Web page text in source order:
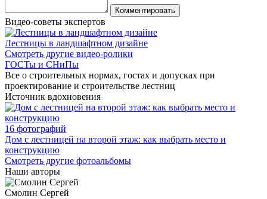
Видео-советы экспертов
Лестницы в ландшафтном дизайне
Смотреть другие видео-ролики
ГОСТы и СНиПы
Все о строительных нормах, гостах и допусках при
проектирование и строительстве лестниц
Источник вдохновения
16 фотографий
Дом с лестницей на второй этаж: как выбрать место и
конструкцию
Смотреть другие фотоальбомы
Наши авторы
Смолин Сергей